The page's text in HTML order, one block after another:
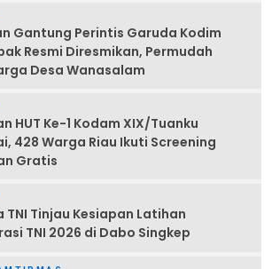
Gantung Perintis Garuda Kodim
Resmi Diresmikan, Permudah
Desa Wanasalam
HUT Ke-1 Kodam XIX/Tuanku
428 Warga Riau Ikuti Screening
Gratis
TNI Tinjau Kesiapan Latihan
TNI 2026 di Dabo Singkep